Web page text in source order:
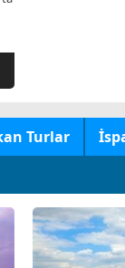
Turlar